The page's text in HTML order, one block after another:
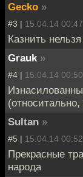
Gecko »
#3 | 15.04.14 00:47
Казнить
Grauk »
#4 | 15.04.14 00:50
(относитально,
Sultan »
#5 | 15.04.14 00:52
Прекрасные
народа